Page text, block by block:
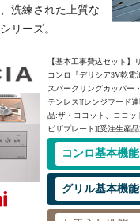
洗練された上質な
リーズ。
【基本工事費込セット】
コンロ『デリシア3V乾電
スパークリングカッパー
テンレス][レンジフード
品:ザ・ココット、ココッ
ピザプレート][受注生産
コンロ基本機能
グリル基本機能